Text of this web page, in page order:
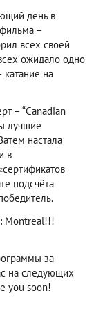
день в
фильма –
всех своей
ожидало одно
на
– “Canadian
лучшие
настала
в
подсчёта
Montreal!!!
за
на следующих
you soon!